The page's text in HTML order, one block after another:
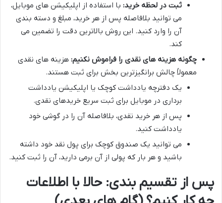
ثبت در لحظه خرید: با استفاده از اپلیکیشن های موبایل،
می توانید بلافاصله پس از هر خرید، مبلغ و دسته بندی
آن را وارد کنید. این روش بالاترین دقت را تضمین می
کند.
چگونه هزینه های نقدی را فراموش نکنیم: هزینه های نقدی
معمولاً چالش برانگیزترین بخش برای ثبت هستند.
یک دفترچه یادداشت کوچک یا اپلیکیشن یادداشت
برداری در موبایل برای ثبت سریع خریدهای نقدی.
پس از هر خرید نقدی، بلافاصله آن را در گوشی خود
یادداشت کنید.
می توانید یک صندوق کوچک برای پول نقد خود داشته
باشید و هر بار که پولی از آن برمی دارید، آن را ثبت کنید.
پس از تقسیم بندی: حالا با اطلاعات